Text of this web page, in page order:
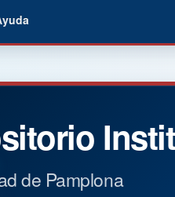
de Pamplona